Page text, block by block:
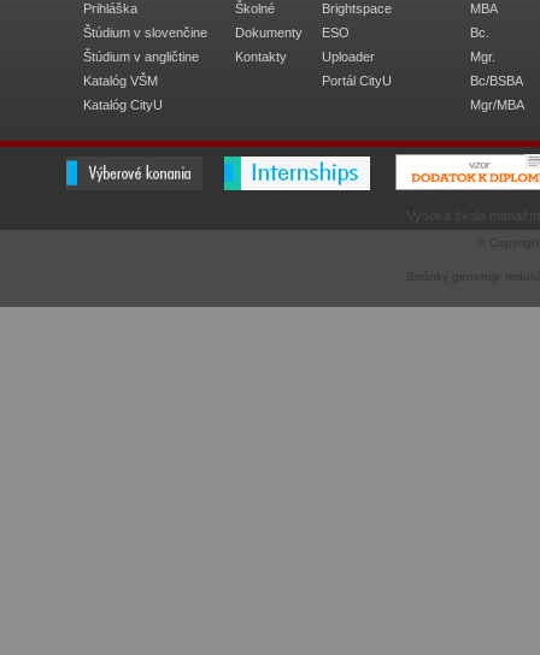
Prihláška
Školné Brightspace
MBA
Štúdium v slovenčine
Dokumenty ESO
Bc.
Štúdium v angličtine
Kontakty Uploader
Mgr.
Katalóg VŠM
Portál CityU
Bc/BSBA
Katalóg CityU
Mgr/MBA
Vysoká škola
Stránky generuje